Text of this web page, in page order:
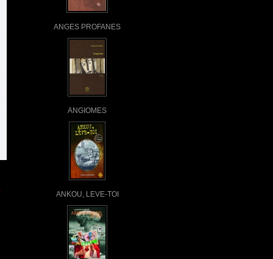
ANGES PROFANES
ANGIOMES
ANKOU, LEVE-TOI